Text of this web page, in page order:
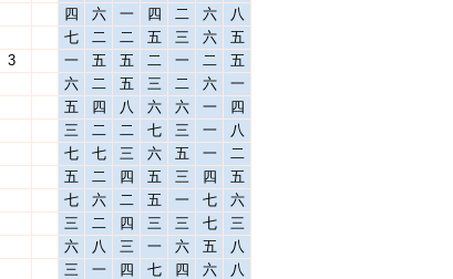
四 六 一 四 二 六
八
七 二 二 五 三 六
五
3 一 五 五 二 一 二
五
六 二 五 三 二 六
一
五 四 八 六 六 一
四
三 二 二 七 三 一
八
七 七 三 六 五 一
二
五 二 四 五 三 四
五
七 六 二 五 一 七
六
三 二 四 三 三 七
三
六 八 三 一 六 五
八
三 一 四 七 四 六
八